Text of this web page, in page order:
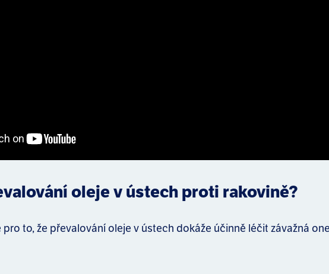
oleje v ústech proti rakovině?
pro to, že převalování oleje v ústech dokáže účinně léčit závažná